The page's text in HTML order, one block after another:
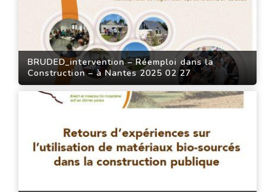
BRUDED_intervention – Réemploi dans la
Construction – à Nantes 2025 02 27